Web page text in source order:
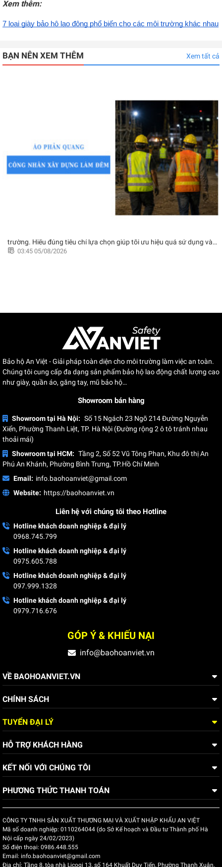
Xem thêm:
7 loại giày bảo hộ lao động phổ biến cho các môi trường khác nhau
BẠN NÊN XEM THÊM Xem tất cả
Cách chọn áo phản quang cho công nhân xây dựng làm đêm an
trường. Hiểu đúng tiêu chí lựa chọn giúp tối ưu hiệu quả sử dụng và
chi phí đầu tư.
03:45 05/08/2026
Bảo hộ An Việt - Giải pháp toàn diện cho môi trường làm việc an toàn.
Chúng tôi cung cấp đa dạng sản phẩm bảo hộ lao động chất lượng cao
như giày, quần áo, găng tay, mũ bảo hộ…
Showroom bán hàng
Showroom tại Hà Nội: Số 15 Ngách 23 Ngõ 214 Đường Nguyễn
Xiển, Phường Thanh Liệt, TP. Hà Nội (Đường rộng 2 ô tô tránh nhau
thoải mái)
Showroom tại HCM: Tầng 2, Số 52 Vũ Tông Phan, Khu đô thị An
Phú An Khánh, Phường Bình Trưng, TP.Hồ Chí Minh
Email: info.baohoanviet@gmail.com
Website: https://baohoanviet.vn
Liên hệ với chúng tôi theo Hotline
Hotline khách doanh nghiệp & đại lý
0968.745.799
Hotline khách doanh nghiệp & đại lý
0975.605.788
Hotline khách doanh nghiệp & đại lý
097.999.1328
Hotline khách doanh nghiệp & đại lý
0979.716.676
GÓP Ý & KHIẾU NẠI
info@baohoanviet.vn
VỀ BAOHOANVIET.VN
CHÍNH SÁCH
TUYỂN ĐẠI LÝ
HỖ TRỢ KHÁCH HÀNG
KẾT NỐI VỚI CHÚNG TÔI
PHƯƠNG THỨC THANH TOÁN
CÔNG TY TNHH SẢN XUẤT THƯƠNG MẠI VÀ XUẤT NHẬP KHẨU AN VIỆT
Mã số doanh nghiệp: 0110264044 (do Sở Kế hoạch và Đầu tư Thành phố Hà
Nội cấp ngày 24/02/2023)
Số điện thoại: 0986.448.555
Email: info.baohoanviet@gmail.com
Địa chỉ: Tầng 8, tòa nhà Licogi 13, số 164 Khuất Duy Tiến, Phường Thanh Xuân,